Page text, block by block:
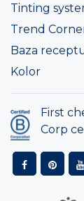
Tinting
Trend
Baza
Kolor
First
Corp